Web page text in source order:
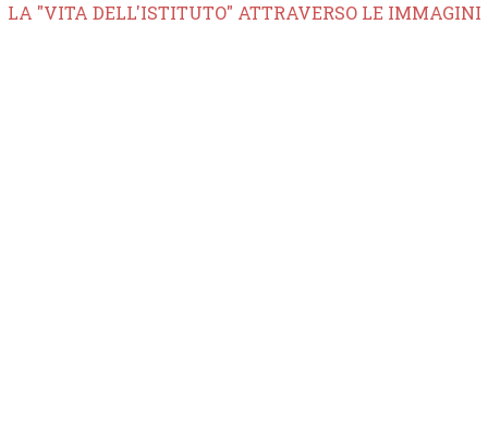
LA "VITA DELL'ISTITUTO" ATTRAVERSO LE IMMAGINI